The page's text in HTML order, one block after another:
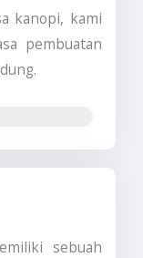
kanopi, kami
pembuatan
sebuah